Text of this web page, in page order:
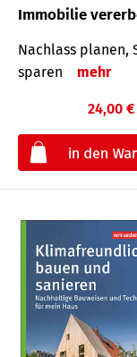
Immobilie
Nachlass planen,
sparen
mehr
24,00 €